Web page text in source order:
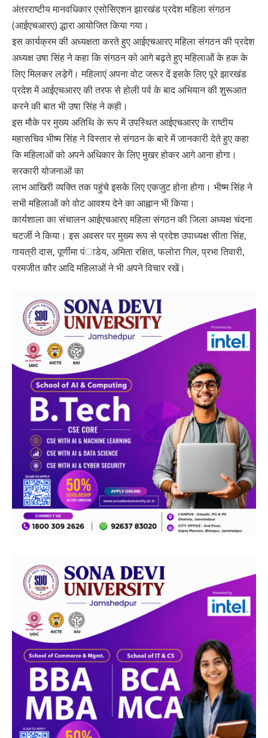
अंतरराष्टीय मानवधिकार एसोसिएशन झारखंड प्रदेश महिला संगठन
(आईएचआरए) द्धारा आयोजित किया गया।
इस कार्यक्रम की अध्यक्षता करते हुए आईएचआरए महिला संगठन की प्रदेश
अध्यक्ष उषा सिंह ने कहा कि संगठन को आगे बढ़ते हुए महिलाओं के हक के
लिए मिलकर लडे़गें। महिलाएं अपना वोट जरूर दें इसके लिए पूरे झारखंड
प्रदेश में आईएचआरए की तरफ से होली पर्व के बाद अभियान की शुरूआत
करने की बात भी उषा सिंह ने कही।
इस मौके पर मुख्य अतिथि के रूप में उपस्थित आईएचआरए के राष्टीय
महासचिव भीष्म सिंह ने विस्तार से संगठन के बारे में जानकारी देते हुए कहा
कि महिलाओं को अपने अधिकार के लिए मुखर होकर आगे आना होगा।
सरकारी योजनाओं का
लाभ आखिरी व्यक्ति तक पहुंचे इसके लिए एकजुट होना होगा। भीष्म सिंह ने
सभी महिलाओं को वोट आवश्य देने का आह्वान भी किया।
कार्यशाला का संचालन आईएचआरए महिला संगठन की जिला अध्यक्ष चंदना
चटर्जी ने किया। इस अवसर पर मुख्य रूप से प्रदेश उपाध्यक्ष सीता सिंह,
गायत्री दास, पूर्णीमा पंाडेय, अमिता रक्षित, फलोरा गिल, प्रभा तिवारी,
परमजीत कौर आदि महिलाओं ने भी अपने विचार रखें।